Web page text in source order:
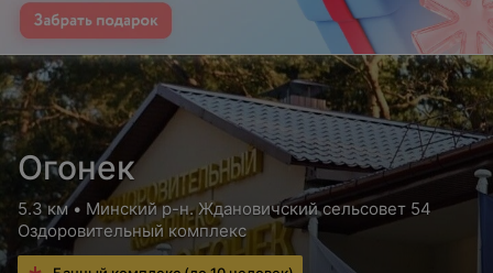
Огонек
5.3 км • Минский р-н. Ждановичский сельсовет 54
Оздоровительный комплекс